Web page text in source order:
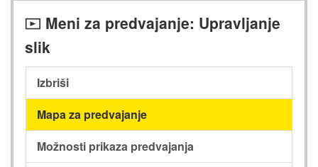
D Meni za predvajanje: Upravljanje
slik
Izbriši
Mapa za predvajanje
Možnosti prikaza predvajanja